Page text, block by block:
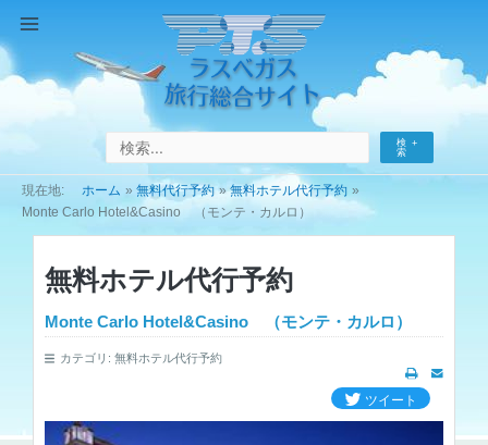
テ
ン
キ
Menu
検
索
ホーム 無料代行予約
無料ホテル代行予約
Monte Carlo Hotel&Casino （モンテ・カルロ）
無料ホテル代行予約
Monte Carlo Hotel&Casino （モンテ・カルロ）
カテゴリ: 無料ホテル代行予約
ツイート